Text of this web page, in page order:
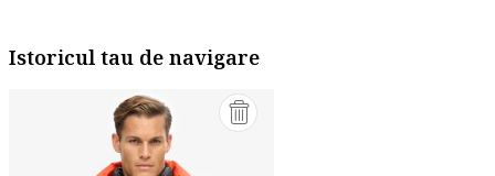
Istoricul tau de navigare